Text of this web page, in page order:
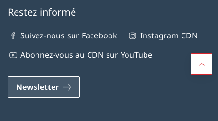
Restez informé
Suivez-nous sur Facebook
Instagram CDN
Abonnez-vous au CDN sur YouTube
Newsletter